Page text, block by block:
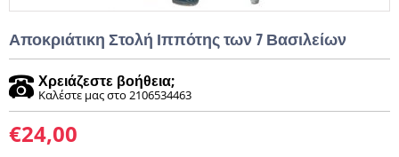
Αποκριάτικη Στολή Ιππότης των 7 Βασιλείων
Χρειάζεστε βοήθεια;
Καλέστε μας στο 2106534463
€24,00